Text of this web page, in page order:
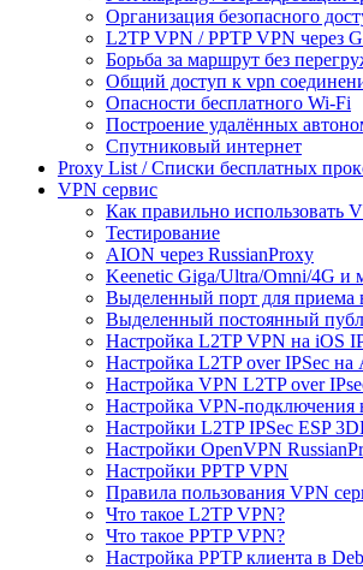
Организация безопасного
L2TP VPN / PPTP VPN через
Борьба за маршрут без
Общий доступ к vpn
Опасности бесплатного Wi-Fi
Построение удалённых
Спутниковый интернет
Proxy List / Списки бесплатных
VPN сервис
Как правильно использовать
Тестирование
AION через RussianProxy
Keenetic Giga/Ultra/Omni/4G и
Выделенный порт для приема
Выделенный постоянный
Настройка L2TP VPN на iOS
Настройка L2TP over IPSec на
Настройка VPN L2TP over
Настройка VPN-подключения
Настройки L2TP IPSec ESP
Настройки OpenVPN
Настройки PPTP VPN
Правила пользования VPN
Что такое L2TP VPN?
Что такое PPTP VPN?
Настройка PPTP клиента в